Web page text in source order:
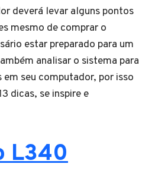
deverá levar alguns pontos
mesmo de comprar o
estar preparado para um
analisar o sistema para
seu computador, por isso
dicas, se inspire e
L340